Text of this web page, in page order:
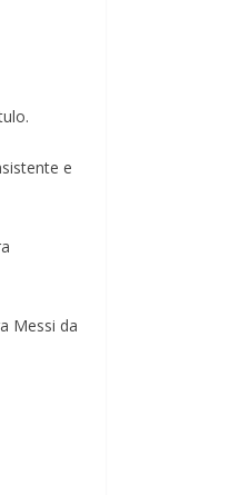
e
Messi da